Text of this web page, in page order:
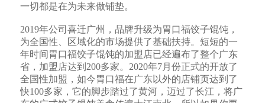
一切都是在为未来做铺垫。
2019年公司喜迁广州，品牌升级为胃口福饺子馄饨，
为全国性、区域化的市场提供了基础扶持。短短的一
年时间胃口福饺子馄饨的加盟店已经遍布了整个广东
省，加盟店达到200多家。2020年7月份正式的开放了
全国性加盟，如今胃口福在广东以外的店铺页达到了
快100多家，它的脚步踏过了黄河，迈过了长江，将广